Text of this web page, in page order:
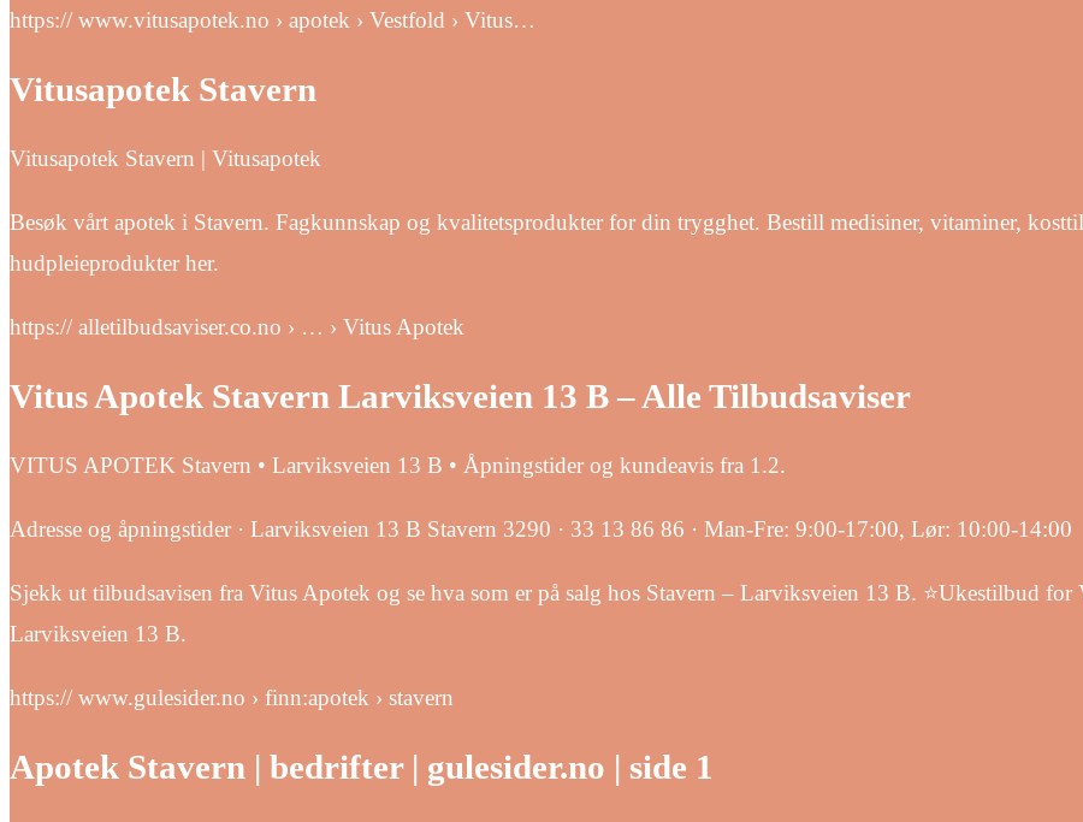
https:// www.vitusapotek.no › apotek › Vestfold › Vitus…
Vitusapotek Stavern
Vitusapotek Stavern | Vitusapotek
Besøk vårt apotek i Stavern. Fagkunnskap og kvalitetsprodukter for din trygghet. Bestill medisiner, vitaminer,
hudpleieprodukter her.
https:// alletilbudsaviser.co.no › … › Vitus Apotek
Vitus Apotek Stavern Larviksveien 13 B – Alle Tilbudsaviser
VITUS APOTEK Stavern • Larviksveien 13 B • Åpningstider og kundeavis fra 1.2.
Adresse og åpningstider · Larviksveien 13 B Stavern 3290 · 33 13 86 86 · Man-Fre: 9:00-17:00, Lør: 10:00-14:00
Sjekk ut tilbudsavisen fra Vitus Apotek og se hva som er på salg hos Stavern – Larviksveien 13 B. ⭐Ukestilbud
Larviksveien 13 B.
https:// www.gulesider.no › finn:apotek › stavern
Apotek Stavern | bedrifter | gulesider.no | side 1